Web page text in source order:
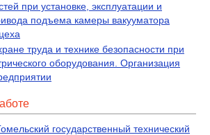
при установке, эксплуатации и
подъема камеры вакууматора
труда и технике безопасности при
оборудования. Организация
государственный технический